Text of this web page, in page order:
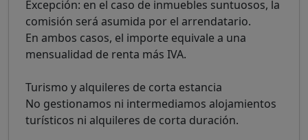
Excepción: en el caso de inmuebles suntuosos, la
comisión será asumida por el arrendatario.
En ambos casos, el importe equivale a una
mensualidad de renta más IVA.
Turismo y alquileres de corta estancia
No gestionamos ni intermediamos alojamientos
turísticos ni alquileres de corta duración.